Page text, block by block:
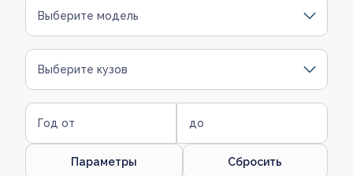
Выберите модель
Выберите кузов
Год от до
Параметры Сбросить